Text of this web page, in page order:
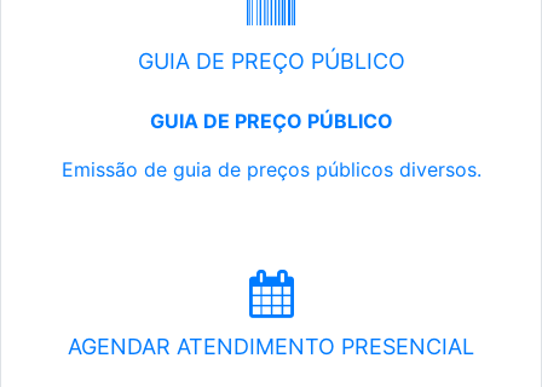
GUIA DE PREÇO PÚBLICO
GUIA DE PREÇO PÚBLICO
Emissão de guia de preços públicos diversos.
AGENDAR ATENDIMENTO PRESENCIAL